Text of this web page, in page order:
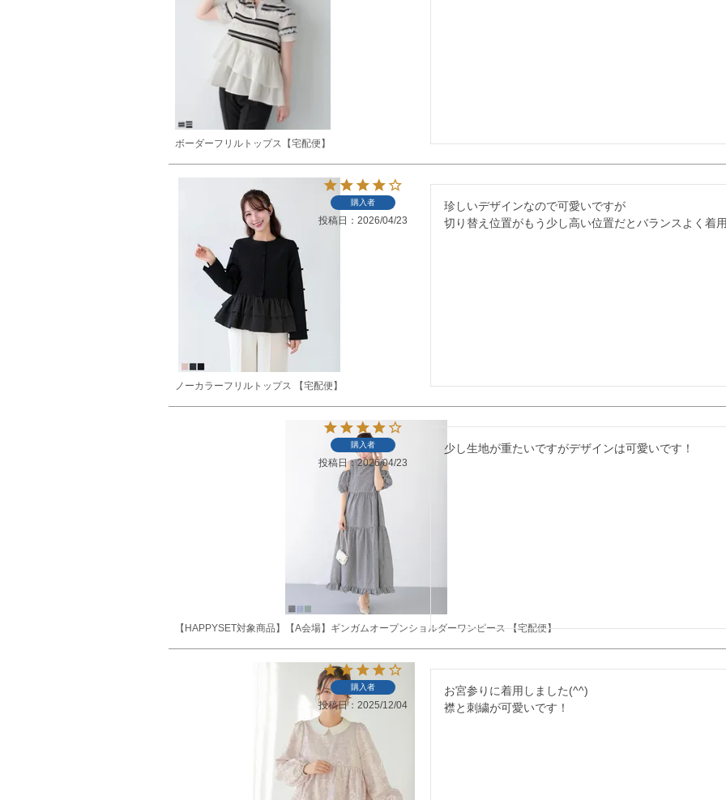
ボーダーフリルトップス【宅配便】
ノーカラーフリルトップス 【宅配便】
購入者
投稿日 2026/04/23
珍しいデザインなので可愛いですが
切り替え位置がもう少し高い位置だとバランスよく着
【HAPPYSET対象商品】【A会場】ギンガムオープンショルダーワンピース 【宅配便】
購入者
投稿日 2026/04/23
購入者
投稿日 2025/12/04
お宮参りに着用しました(^^)
襟と刺繍が可愛いです！